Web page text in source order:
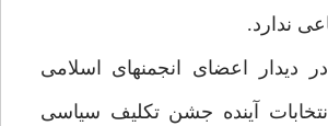
ندارد.
ديدار اعضاى انجمن‏هاى اسلامى
آينده جشن تكليف سياسى